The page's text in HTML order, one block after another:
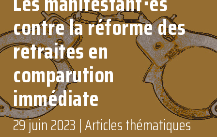
contre la réforme des
retraites en
comparution
immédiate
29 juin 2023 |Articles thématiques